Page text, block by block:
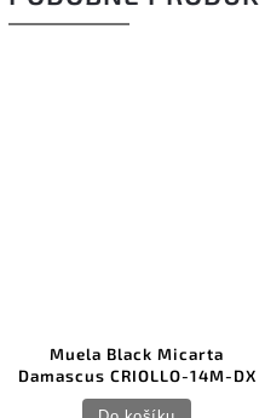
Muela Black Micarta
Damascus CRIOLLO-14M-DX